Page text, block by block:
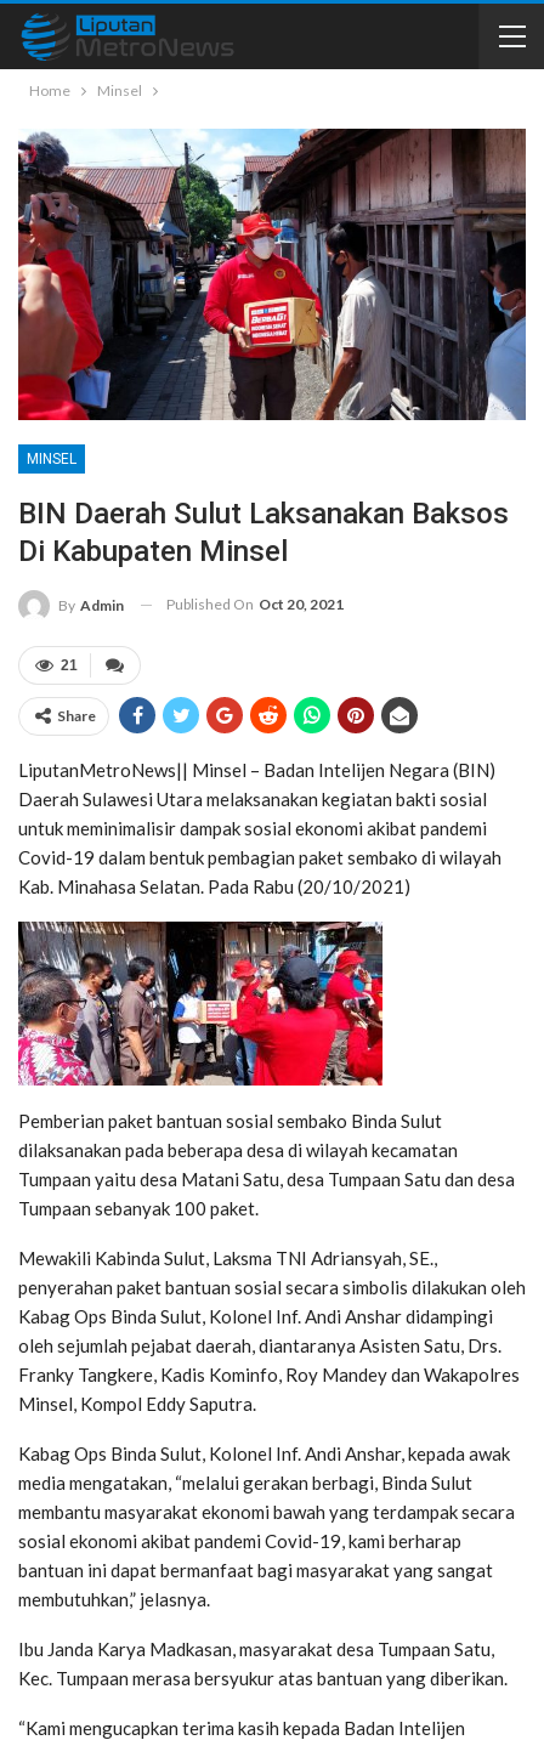
Home Minsel
MINSEL
BIN Daerah Sulut Laksanakan Baksos
Di Kabupaten Minsel
By Admin Published On Oct 20, 2021
21
Share
LiputanMetroNews|| Minsel – Badan Intelijen Negara (BIN)
Daerah Sulawesi Utara melaksanakan kegiatan bakti sosial
untuk meminimalisir dampak sosial ekonomi akibat pandemi
Covid-19 dalam bentuk pembagian paket sembako di wilayah
Kab. Minahasa Selatan. Pada Rabu (20/10/2021)
Pemberian paket bantuan sosial sembako Binda Sulut
dilaksanakan pada beberapa desa di wilayah kecamatan
Tumpaan yaitu desa Matani Satu, desa Tumpaan Satu dan desa
Tumpaan sebanyak 100 paket.
Mewakili Kabinda Sulut, Laksma TNI Adriansyah, SE.,
penyerahan paket bantuan sosial secara simbolis dilakukan oleh
Kabag Ops Binda Sulut, Kolonel Inf. Andi Anshar didampingi
oleh sejumlah pejabat daerah, diantaranya Asisten Satu, Drs.
Franky Tangkere, Kadis Kominfo, Roy Mandey dan Wakapolres
Minsel, Kompol Eddy Saputra.
Kabag Ops Binda Sulut, Kolonel Inf. Andi Anshar, kepada awak
media mengatakan, “melalui gerakan berbagi, Binda Sulut
membantu masyarakat ekonomi bawah yang terdampak secara
sosial ekonomi akibat pandemi Covid-19, kami berharap
bantuan ini dapat bermanfaat bagi masyarakat yang sangat
membutuhkan,” jelasnya.
Ibu Janda Karya Madkasan, masyarakat desa Tumpaan Satu,
Kec. Tumpaan merasa bersyukur atas bantuan yang diberikan.
“Kami mengucapkan terima kasih kepada Badan Intelijen